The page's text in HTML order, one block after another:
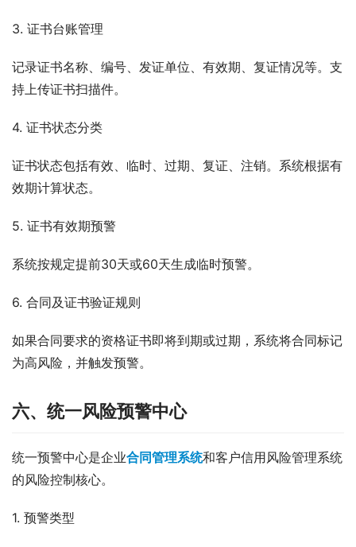
3. 证书台账管理
记录证书名称、编号、发证单位、有效期、复证情况等。支
持上传证书扫描件。
4. 证书状态分类
证书状态包括有效、临时、过期、复证、注销。系统根据有
效期计算状态。
5. 证书有效期预警
系统按规定提前30天或60天生成临时预警。
6. 合同及证书验证规则
如果合同要求的资格证书即将到期或过期，系统将合同标记
为高风险，并触发预警。
六、统一风险预警中心
统一预警中心是企业合同管理系统和客户信用风险管理系统
的风险控制核心。
1. 预警类型